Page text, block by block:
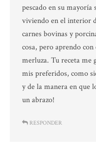
pescado en su mayoría
viviendo en el interior
carnes bovinas y
cosa, pero aprendo
merluza. Tu receta me
mis preferidos, como
y de la manera en que
un abrazo!
RESPONDER